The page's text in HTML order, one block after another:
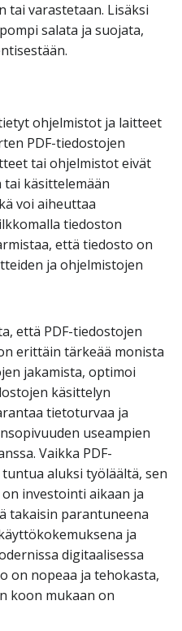
tai varastetaan. Lisäksi
salata ja suojata,
ohjelmistot ja laitteet
PDF-tiedostojen
tai ohjelmistot eivät
tai käsittelemään
voi aiheuttaa
tiedoston
että tiedosto on
ja ohjelmistojen
että PDF-tiedostojen
erittäin tärkeää monista
jakamista, optimoi
käsittelyn
tietoturvaa ja
useampien
Vaikka PDF-
aluksi työläältä, sen
investointi aikaan ja
takaisin parantuneena
ja
digitaalisessa
on nopeaa ja tehokasta,
koon mukaan on